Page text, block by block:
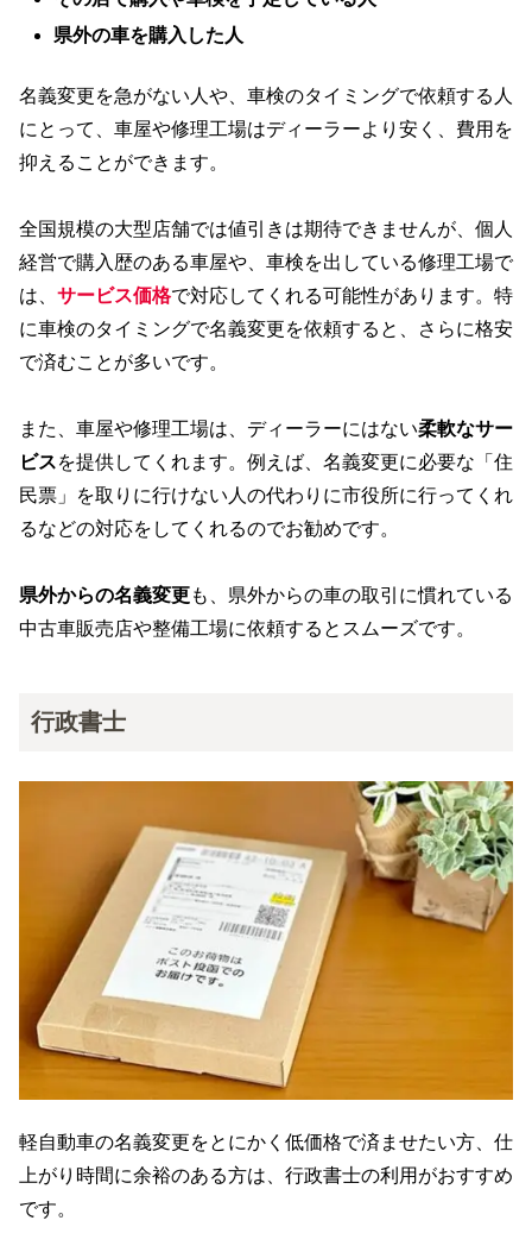
県外の車を購入した人
名義変更を急がない人や、車検のタイミングで依頼する人
にとって、車屋や修理工場はディーラーより安く、費用を
抑えることができます。
全国規模の大型店舗では値引きは期待できませんが、個人
経営で購入歴のある車屋や、車検を出している修理工場で
は、 サービス価格で対応してくれる可能性があります。特
に車検のタイミングで名義変更を依頼すると、さらに格安
で済むことが多いです。
また、車屋や修理工場は、ディーラーにはない柔軟なサー
ビスを提供してくれます。例えば、名義変更に必要な「住
民票」を取りに行けない人の代わりに市役所に行ってくれ
るなどの対応をしてくれるのでお勧めです。
県外からの名義変更も、県外からの車の取引に慣れている
中古車販売店や整備工場に依頼するとスムーズです。
行政書士
軽自動車の名義変更をとにかく低価格で済ませたい方、仕
上がり時間に余裕のある方は、行政書士の利用がおすすめ
です。